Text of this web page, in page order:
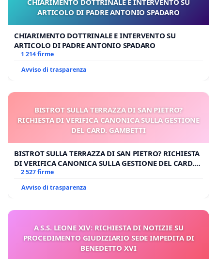
CHIARIMENTO DOTTRINALE E INTERVENTO SU
ARTICOLO DI PADRE ANTONIO SPADARO
CHIARIMENTO DOTTRINALE E INTERVENTO SU
ARTICOLO DI PADRE ANTONIO SPADARO
1 214 firme
Avviso di trasparenza
BISTROT SULLA TERRAZZA DI SAN PIETRO?
RICHIESTA DI VERIFICA CANONICA SULLA GESTIONE
DEL CARD. GAMBETTI
BISTROT SULLA TERRAZZA DI SAN PIETRO? RICHIESTA
DI VERIFICA CANONICA SULLA GESTIONE DEL CARD.
GAMBETTI
2 527 firme
Avviso di trasparenza
A S.S. LEONE XIV: RICHIESTA DI NOTIZIE SU
PROCEDIMENTO GIUDIZIARIO SEDE IMPEDITA DI
BENEDETTO XVI